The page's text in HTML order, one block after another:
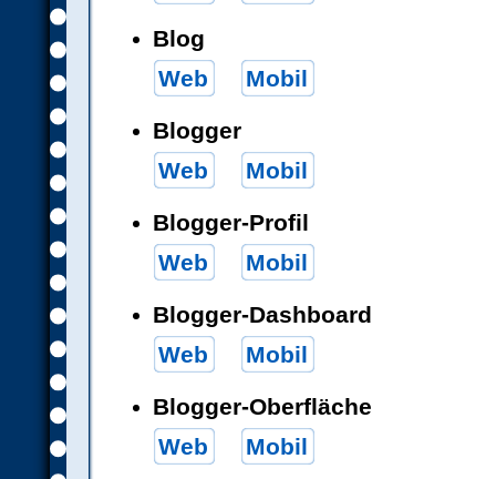
Blog
Web
Mobil
Blogger
Web
Mobil
Blogger-Profil
Web
Mobil
Blogger-Dashboard
Web
Mobil
Blogger-Oberfläche
Web
Mobil